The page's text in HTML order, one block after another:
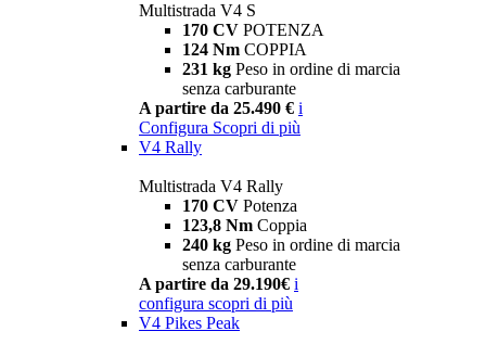
Multistrada V4 S
170 CV POTENZA
124 Nm COPPIA
231 kg Peso in ordine di marcia
senza carburante
A partire da 25.490 € i
Configura Scopri di più
V4 Rally
Multistrada V4 Rally
170 CV Potenza
123,8 Nm Coppia
240 kg Peso in ordine di marcia
senza carburante
A partire da 29.190€ i
configura scopri di più
V4 Pikes Peak